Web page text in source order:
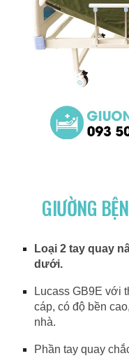
GIƯỜNG
Loại 2 tay quay
dưới.
Lucass GB9E với
cáp, có độ bền
nhà.
Phần tay quay